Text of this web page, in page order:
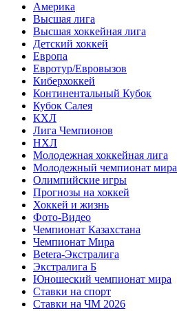
Америка
Высшая лига
Высшая хоккейная лига
Детский хоккей
Европа
Евротур/Евровызов
Киберхоккей
Континентальный Кубок
Кубок Салея
КХЛ
Лига Чемпионов
НХЛ
Молодежная хоккейная лига
Молодежный чемпионат мира
Олимпийские игры
Прогнозы на хоккей
Хоккей и жизнь
Фото-Видео
Чемпионат Казахстана
Чемпионат Мира
Betera-Экстралига
Экстралига Б
Юношеский чемпионат мира
Ставки на спорт
Ставки на ЧМ 2026